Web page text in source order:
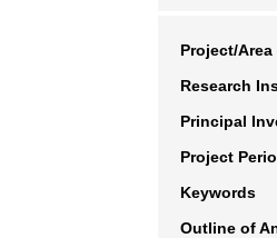
Project/Area
Research
Principal
Project
Keywords
Outline of